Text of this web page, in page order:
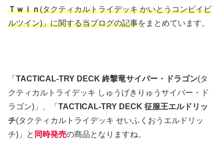
Ｔｗｉｎ(タクティカルトライデッキ かいとうコンビイビ
ルツイン)」に関する当ブログの記事をまとめています。
「 TACTICAL-TRY DECK 終撃竜サイバー・ドラゴン(タ
クティカルトライデッキ しゅうげきりゅうサイバー・ド
ラゴン)」、「 TACTICAL-TRY DECK 征服王エルドリッ
チ(タクティカルトライデッキ せいふくおうエルドリッ
チ)」と 同時発売の商品となりますね。